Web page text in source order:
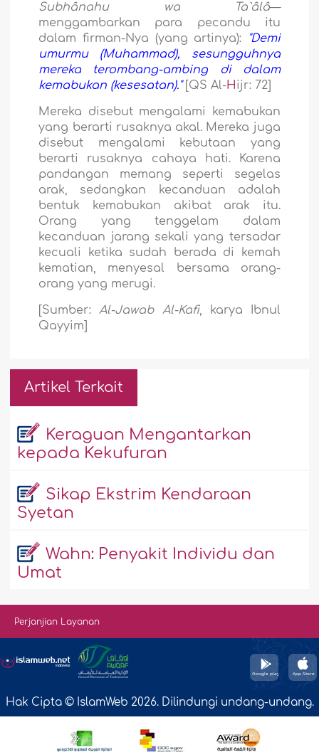
Subhânahu wa Ta`âlâ—
menggambarkan para pecandu itu
dalam firman-Nya (yang artinya):
"Demi
umurmu (Muhammad), sesungguhnya
mereka terombang-ambing di dalam
kemabukan (kesesatan)." [QS Al-Hijr: 72]
Mereka disebut mengalami kemabukan
yang berarti rusaknya akal. Mereka juga
disebut mengalami kebutaan yang
berarti rusaknya cahaya hati. Karena
pandangan memang seperti segelas
arak, sedangkan kecanduan adalah
bentuk kemabukan akibat arak itu.
Orang yang tenggelam dalam
kecanduan jarang sekali yang tersadar
kecuali ketika sudah berada di kemah
kematian, menyesal bersama orang-
orang yang merugi.
[Sumber:Al-Jawab Al-Kafi, karya Ibnul
Qayyim]
Artikel Terkait
Keraguan Mengantarkan
kepada Kekufuran
Sikap Ekstrim Kendaraan
Syetan
Wahn: Penyakit Individu dan
Umat
Perjanjian Layanan
Hak Cipta © IslamWeb 2026. Dilindungi undang-undang.